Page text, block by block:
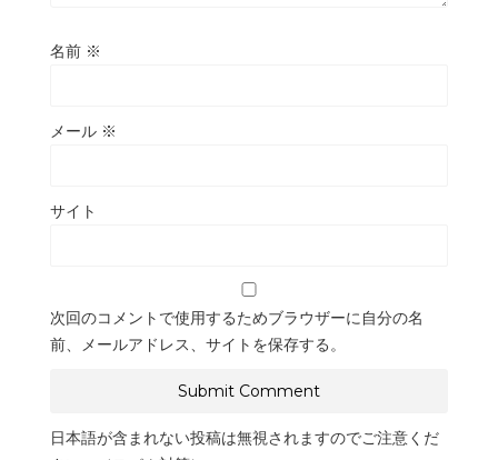
名前 ※
メール ※
サイト
次回のコメントで使用するためブラウザーに自分の名
前、メールアドレス、サイトを保存する。
日本語が含まれない投稿は無視されますのでご注意くだ